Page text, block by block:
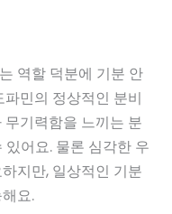
역할 덕분에 기분 안
민의 정상적인 분비
기력함을 느끼는 분
어요. 물론 심각한 우
지만, 일상적인 기분
요.